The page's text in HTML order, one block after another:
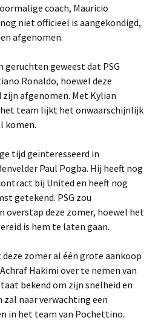
coach, Mauricio
niet officieel is aangekondigd,
afgenomen.
geruchten geweest dat PSG
Ronaldo, hoewel deze
afgenomen. Met Kylian
het team lijkt het onwaarschijnlijk
komen.
tijd geïnteresseerd in
Paul Pogba. Hij heeft nog
bij United en heeft nog
getekend. PSG zou
overstap deze zomer, hoewel het
is hem te laten gaan.
deze zomer al één grote aankoop
Hakimi over te nemen van
bekend om zijn snelheid en
zal naar verwachting een
in het team van Pochettino.